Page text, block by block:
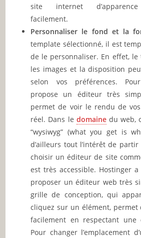
site internet d’apparence
facilement.
Personnaliser le fond et la
template sélectionné, il est
de le personnaliser. En effet, le
les images et la disposition
selon vos préférences.
propose un éditeur très
permet de voir le rendu de
réel. Dans le domainedu web,
“wysiwyg” (what you get is
d’ailleurs tout l’intérêt de partir
choisir un éditeur de site
est très accessible. Hostinger
proposer un éditeur web très
grille de conception, qui
cliquez sur un élément, permet
facilement en respectant une
Pour changer l’emplacement